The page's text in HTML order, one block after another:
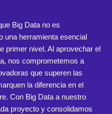
Big Data no es
una herramienta esencial
primer nivel. Al aprovechar el
nos comprometemos a
que superen las
la diferencia en el
Con Big Data a nuestro
proyecto y consolidamos